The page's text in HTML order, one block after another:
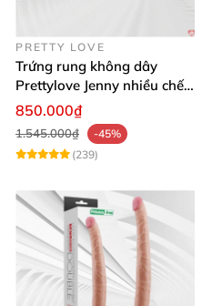
PRETTY LOVE
Trứng rung không dây
Prettylove Jenny nhiều chế
độ rung silicone Nhật
850.000₫
1.545.000₫
-45%
(239)